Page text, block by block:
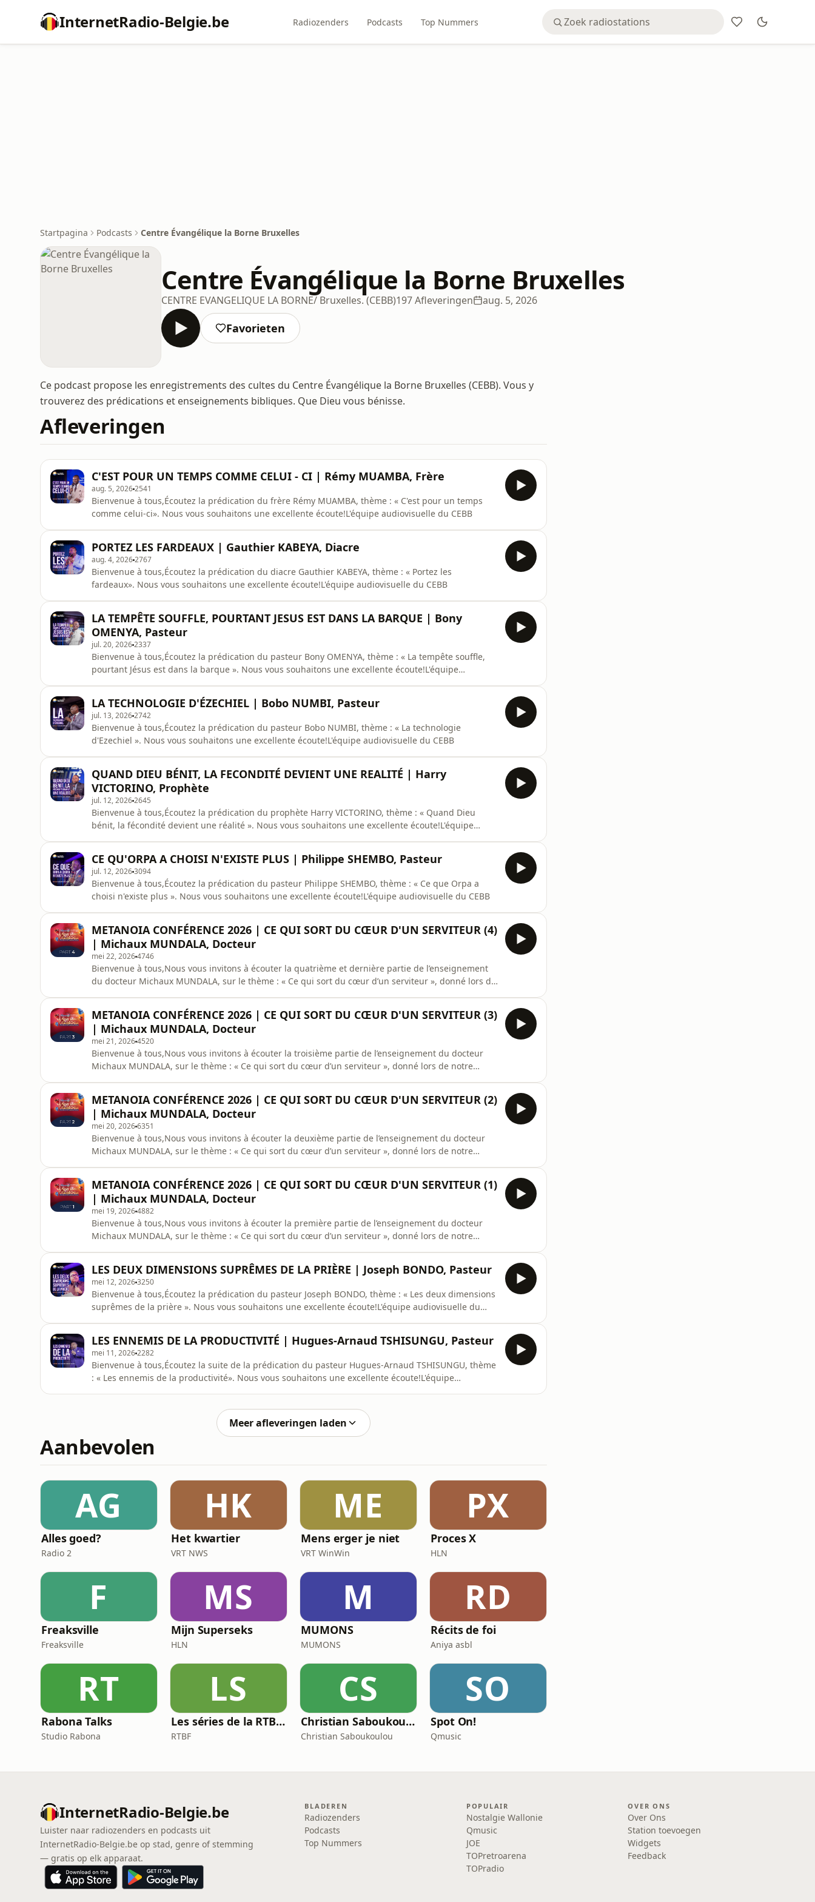
InternetRadio-Belgie.be Radiozenders Podcasts Top Nummers
Startpagina Podcasts Centre Évangélique la Borne Bruxelles
Centre Évangélique la Borne Bruxelles
CENTRE EVANGELIQUE LA BORNE/ Bruxelles. (CEBB)197 Afleveringen aug. 5, 2026
Favorieten
Ce podcast propose les enregistrements des cultes du Centre Évangélique la Borne Bruxelles (CEBB). Vous y
trouverez des prédications et enseignements bibliques. Que Dieu vous bénisse.
Afleveringen
C'EST POUR UN TEMPS COMME CELUI - CI | Rémy MUAMBA, Frère
aug. 5, 20262541
Bienvenue à tous,Écoutez la prédication du frère Rémy MUAMBA, thème : « C'est pour un temps
comme celui-ci». Nous vous souhaitons une excellente écoute!L'équipe audiovisuelle du CEBB
PORTEZ LES FARDEAUX | Gauthier KABEYA, Diacre
aug. 4, 20262767
Bienvenue à tous,Écoutez la prédication du diacre Gauthier KABEYA, thème : « Portez les
fardeaux». Nous vous souhaitons une excellente écoute!L'équipe audiovisuelle du CEBB
LA TEMPÊTE SOUFFLE, POURTANT JESUS EST DANS LA BARQUE | Bony
OMENYA, Pasteur
jul. 20, 20262337
Bienvenue à tous,Écoutez la prédication du pasteur Bony OMENYA, thème : « La tempête souffle,
pourtant Jésus est dans la barque ». Nous vous souhaitons une excellente écoute!L'équipe
LA TECHNOLOGIE D'ÉZECHIEL | Bobo NUMBI, Pasteur
jul. 13, 20262742
Bienvenue à tous,Écoutez la prédication du pasteur Bobo NUMBI, thème : « La technologie
d'Ezechiel ». Nous vous souhaitons une excellente écoute!L'équipe audiovisuelle du CEBB
QUAND DIEU BÉNIT, LA FECONDITÉ DEVIENT UNE REALITÉ | Harry
VICTORINO, Prophète
jul. 12, 20262645
Bienvenue à tous,Écoutez la prédication du prophète Harry VICTORINO, thème : « Quand Dieu
bénit, la fécondité devient une réalité ». Nous vous souhaitons une excellente écoute!L'équipe
CE QU'ORPA A CHOISI N'EXISTE PLUS | Philippe SHEMBO, Pasteur
jul. 12, 20263094
Bienvenue à tous,Écoutez la prédication du pasteur Philippe SHEMBO, thème : « Ce que Orpa a
choisi n'existe plus ». Nous vous souhaitons une excellente écoute!L'équipe audiovisuelle du CEBB
METANOIA CONFÉRENCE 2026 | CE QUI SORT DU CŒUR D'UN SERVITEUR (4)
| Michaux MUNDALA, Docteur
mei 22, 20264746
Bienvenue à tous,Nous vous invitons à écouter la quatrième et dernière partie de l’enseignement
du docteur Michaux MUNDALA, sur le thème : « Ce qui sort du cœur d’un serviteur », donné lors de
METANOIA CONFÉRENCE 2026 | CE QUI SORT DU CŒUR D'UN SERVITEUR (3)
| Michaux MUNDALA, Docteur
mei 21, 20264520
Bienvenue à tous,Nous vous invitons à écouter la troisième partie de l’enseignement du docteur
Michaux MUNDALA, sur le thème : « Ce qui sort du cœur d’un serviteur », donné lors de notre
METANOIA CONFÉRENCE 2026 | CE QUI SORT DU CŒUR D'UN SERVITEUR (2)
| Michaux MUNDALA, Docteur
mei 20, 20266351
Bienvenue à tous,Nous vous invitons à écouter la deuxième partie de l’enseignement du docteur
Michaux MUNDALA, sur le thème : « Ce qui sort du cœur d’un serviteur », donné lors de notre
METANOIA CONFÉRENCE 2026 | CE QUI SORT DU CŒUR D'UN SERVITEUR (1)
| Michaux MUNDALA, Docteur
mei 19, 20264882
Bienvenue à tous,Nous vous invitons à écouter la première partie de l’enseignement du docteur
Michaux MUNDALA, sur le thème : « Ce qui sort du cœur d’un serviteur », donné lors de notre
LES DEUX DIMENSIONS SUPRÊMES DE LA PRIÈRE | Joseph BONDO, Pasteur
mei 12, 20263250
Bienvenue à tous,Écoutez la prédication du pasteur Joseph BONDO, thème : « Les deux dimensions
suprêmes de la prière ». Nous vous souhaitons une excellente écoute!L'équipe audiovisuelle du
LES ENNEMIS DE LA PRODUCTIVITÉ | Hugues-Arnaud TSHISUNGU, Pasteur
mei 11, 20262282
Bienvenue à tous,Écoutez la suite de la prédication du pasteur Hugues-Arnaud TSHISUNGU, thème
: « Les ennemis de la productivité». Nous vous souhaitons une excellente écoute!L'équipe
Meer afleveringen laden
Aanbevolen
AG
Alles goed?
Radio 2
HK
Het kwartier
VRT NWS
ME
Mens erger je niet
VRT WinWin
PX
Proces X
HLN
F
Freaksville
Freaksville
MS
Mijn Superseks
HLN
M
MUMONS
MUMONS
RD
Récits de foi
Aniya asbl
RT
Rabona Talks
Studio Rabona
LS
Les séries de la RTBF : Histoire(s)
RTBF
CS
Christian Saboukoulou
Christian Saboukoulou
SO
Spot On!
Qmusic
InternetRadio-Belgie.be
Luister naar radiozenders en podcasts uit
InternetRadio-Belgie.be op stad, genre of stemming
— gratis op elk apparaat.
BLADEREN
Radiozenders
Podcasts
Top Nummers
POPULAIR
Nostalgie Wallonie
Qmusic
JOE
TOPretroarena
TOPradio
OVER ONS
Over Ons
Station toevoegen
Widgets
Feedback